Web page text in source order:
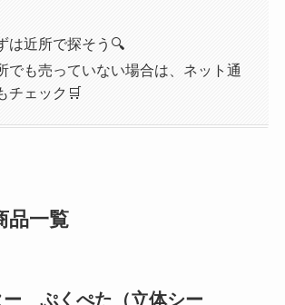
は近所で探そう🔍
でも売っていない場合は、ネット通
チェック🛒
品一覧
ー ぷくぺた（立体シー